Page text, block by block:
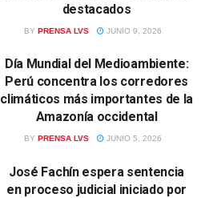
destacados
BY PRENSA LVS JUNIO 9, 2026
Día Mundial del Medioambiente:
Perú concentra los corredores
climáticos más importantes de la
Amazonía occidental
BY PRENSA LVS JUNIO 5, 2026
José Fachín espera sentencia
en proceso judicial iniciado por